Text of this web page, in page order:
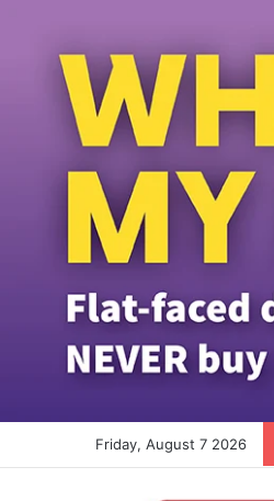
Friday, August 7 2026